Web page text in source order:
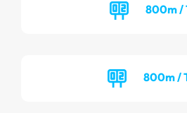
800m /
800m /